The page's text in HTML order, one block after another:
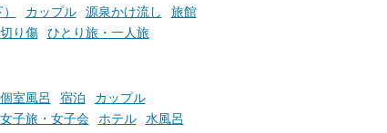
カップル 源泉かけ流し
旅館
切り傷 ひとり旅・一人旅
室風呂 宿泊
カップル
女子旅・女子会 ホテル 水風呂